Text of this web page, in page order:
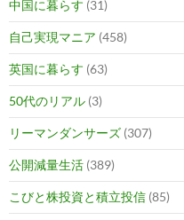
中国に暮らす (31)
自己実現マニア (458)
英国に暮らす (63)
50代のリアル (3)
リーマンダンサーズ (307)
公開減量生活 (389)
こびと株投資と積立投信 (85)